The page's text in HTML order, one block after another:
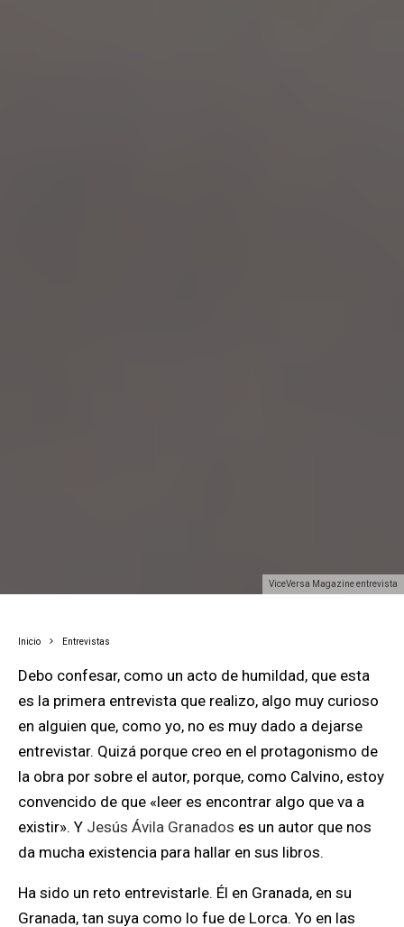
ViceVersa Magazine entrevista
Inicio Entrevistas
Debo confesar, como un acto de humildad, que esta
es la primera entrevista que realizo, algo muy curioso
en alguien que, como yo, no es muy dado a dejarse
entrevistar. Quizá porque creo en el protagonismo de
la obra por sobre el autor, porque, como Calvino, estoy
convencido de que «leer es encontrar algo que va a
existir». Y Jesús Ávila Granados es un autor que nos
da mucha existencia para hallar en sus libros.
Ha sido un reto entrevistarle. Él en Granada, en su
Granada, tan suya como lo fue de Lorca. Yo en las